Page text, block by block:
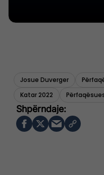
Josue Duverger
Katar 2022